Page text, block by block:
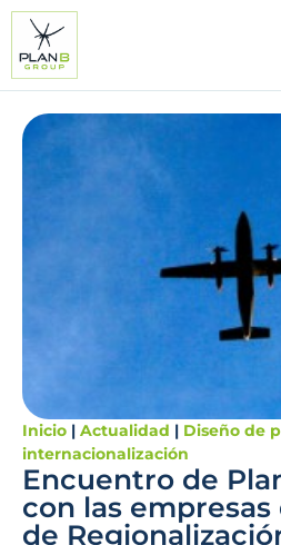
Inicio | Actualidad | Diseño de
internacionalización
Encuentro de
con las
de